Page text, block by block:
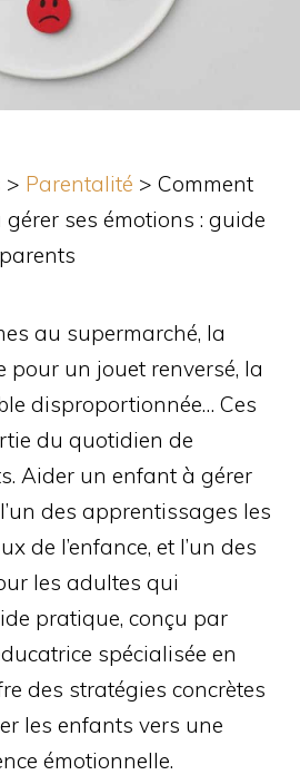
> Parentalité > Comment
ses émotions : guide
au supermarché, la
pour un jouet renversé, la
disproportionnée… Ces
du quotidien de
Aider un enfant à gérer
des apprentissages les
de l’enfance, et l’un des
les adultes qui
pratique, conçu par
spécialisée en
des stratégies concrètes
les enfants vers une
émotionnelle.